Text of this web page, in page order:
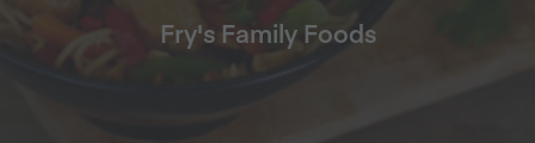
Fry's Family Foods